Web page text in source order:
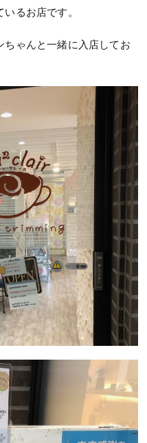
るお店です。
ちゃんと一緒に入店してお